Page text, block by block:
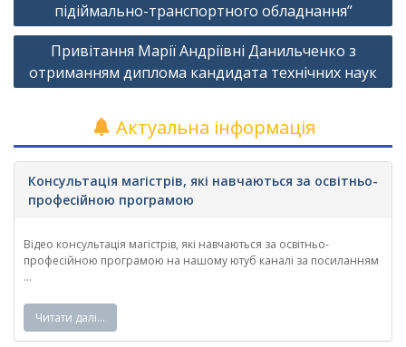
підіймально-транспортного обладнання”
Привітання Марії Андріївні Данильченко з
отриманням диплома кандидата технічних наук
Актуальна інформація
Консультація магістрів, які навчаються за освітньо-
професійною програмою
Відео консультація магістрів, які навчаються за освітньо-
професійною програмою на нашому ютуб каналі за посиланням
...
Читати далі…